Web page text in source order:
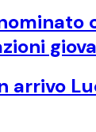
arrivo